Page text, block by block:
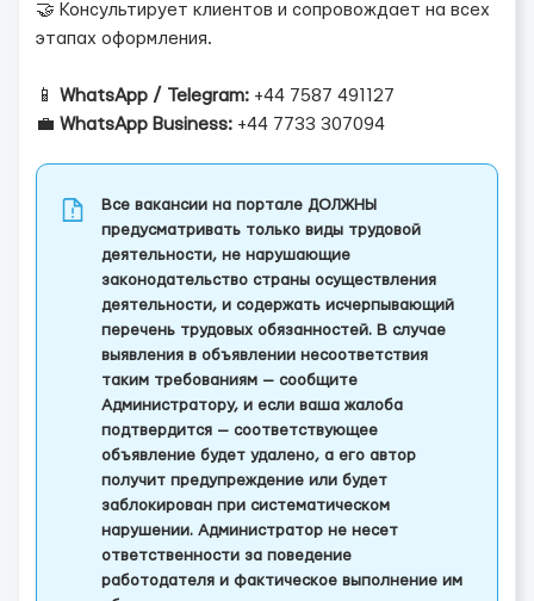
🤝 Консультирует клиентов и сопровождает на всех
этапах оформления.
📱 WhatsApp / Telegram: +44 7587 491127
💼 WhatsApp Business: +44 7733 307094
Все вакансии на портале ДОЛЖНЫ
предусматривать только виды трудовой
деятельности, не нарушающие
законодательство страны осуществления
деятельности, и содержать исчерпывающий
перечень трудовых обязанностей. В случае
выявления в объявлении несоответствия
таким требованиям — сообщите
Администратору, и если ваша жалоба
подтвердится — соответствующее
объявление будет удалено, а его автор
получит предупреждение или будет
заблокирован при систематическом
нарушении. Администратор не несет
ответственности за поведение
работодателя и фактическое выполнение им